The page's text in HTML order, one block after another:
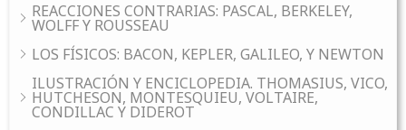
REACCIONES CONTRARIAS: PASCAL, BERKELEY,
WOLFF Y ROUSSEAU
LOS FÍSICOS: BACON, KEPLER, GALILEO, Y NEWTON
ILUSTRACIÓN Y ENCICLOPEDIA. THOMASIUS, VICO,
HUTCHESON, MONTESQUIEU, VOLTAIRE,
CONDILLAC Y DIDEROT